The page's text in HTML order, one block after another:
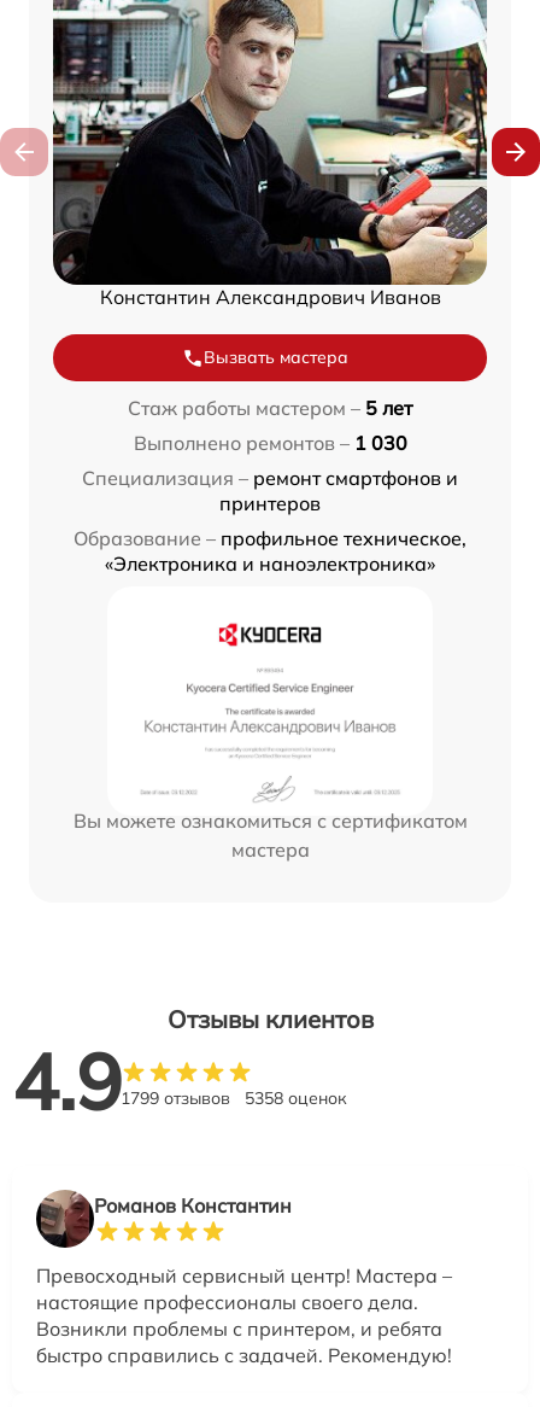
Константин Александрович Иванов
Вызвать мастера
Стаж работы мастером – 5 лет
Выполнено ремонтов – 1 030
Специализация – ремонт смартфонов и
принтеров
Образование – профильное техническое,
«Электроника и наноэлектроника»
Вы можете ознакомиться с сертификатом
мастера
Отзывы клиентов
4.91799 отзывов 5358 оценок
Романов Константин
Превосходный сервисный центр! Мастера –
настоящие профессионалы своего дела.
Возникли проблемы с принтером, и ребята
быстро справились с задачей. Рекомендую!